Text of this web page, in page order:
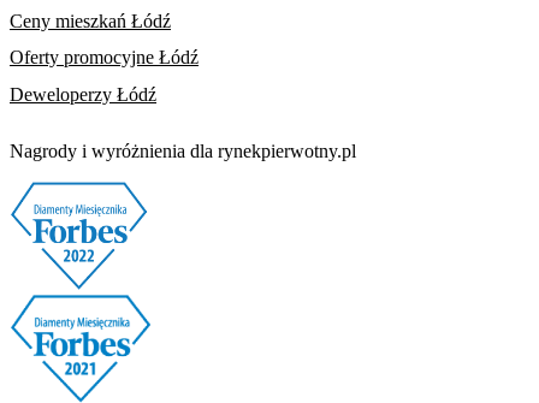
Ceny mieszkań Łódź
Oferty promocyjne Łódź
Deweloperzy Łódź
Nagrody i wyróżnienia dla rynekpierwotny.pl